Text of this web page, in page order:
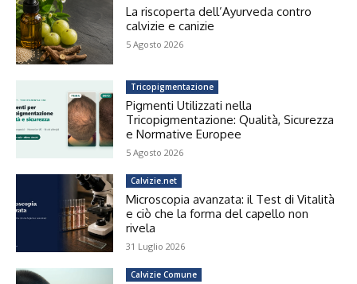
La riscoperta dell’Ayurveda contro
calvizie e canizie
5 Agosto 2026
Tricopigmentazione
Pigmenti Utilizzati nella
Tricopigmentazione: Qualità, Sicurezza
e Normative Europee
5 Agosto 2026
Calvizie.net
Microscopia avanzata: il Test di Vitalità
e ciò che la forma del capello non
rivela
31 Luglio 2026
Calvizie Comune